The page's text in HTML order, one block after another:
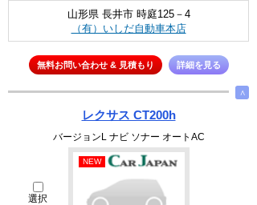
山形県 長井市 時庭125－4
（有）いしだ自動車本店
無料お問い合わせ & 見積もり 詳細を見る
∧
レクサス CT200h
バージョンL ナビ ソナー オートAC
選択
NEW